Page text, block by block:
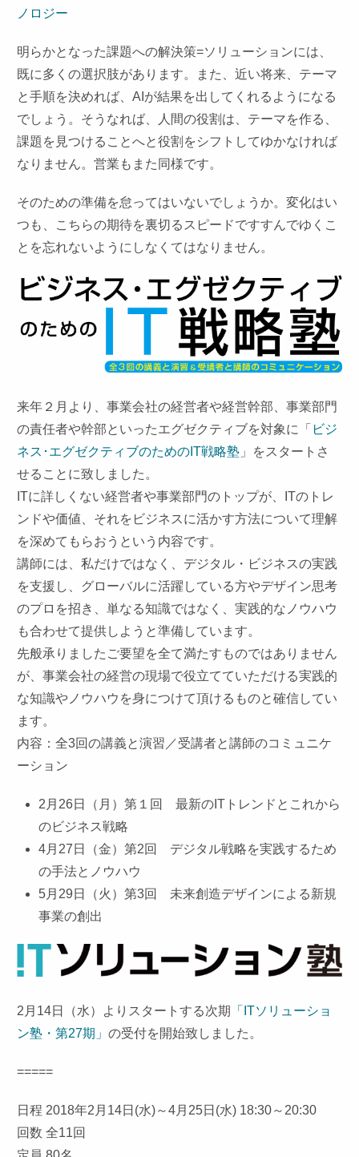
ノロジー
明らかとなった課題への解決策=ソリューションには、
既に多くの選択肢があります。また、近い将来、テーマ
と手順を決めれば、AIが結果を出してくれるようになる
でしょう。そうなれば、人間の役割は、テーマを作る、
課題を見つけることへと役割をシフトしてゆかなければ
なりません。営業もまた同様です。
そのための準備を怠ってはいないでしょうか。変化はい
つも、こちらの期待を裏切るスピードですすんでゆくこ
とを忘れないようにしなくてはなりません。
来年２月より、事業会社の経営者や経営幹部、事業部門
の責任者や幹部といったエグゼクティブを対象に「 ビジ
ネス･エグゼクティブのためのIT戦略塾 」
をスタートさ
せることに致しました。
ITに詳しくない経営者や事業部門のトップが、
ITのトレ
ンドや価値、 それをビジネスに活かす方法について理解
を深めてもらおうという 内容です。
講師には、私だけではなく、デジタル・ビジネスの実践
を支援し、 グローバルに活躍している方やデザイン思考
のプロを招き、単なる知識ではなく、実践的なノウハウ
も合わせて提供しようと準備しています。
先般承りましたご要望を全て満たすものではありません
が、事業会社の経営の現場で役立てていただける実践的
な知識やノウハウを身につけて頂けるものと確信してい
ます。
内容：全3回の講義と演習／受講者と講師のコミュニケ
ーション
2月26日（月）第１回 最新のITトレンドとこれから
のビジネス戦略
4月27日（金）第2回 デジタル戦略を実践するため
の手法とノウハウ
5月29日（火）第3回 未来創造デザインによる新規
事業の創出
2月14日（水）よりスタートする次期
「ITソリューショ
ン塾・第27期」の受付を開始致しました。
=====
日程 2018年2月14日(水)～4月25日(水) 18:30～20:30
回数 全11回